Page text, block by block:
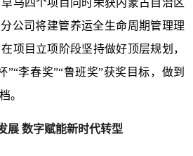
乌四个项目同时荣获内蒙古自治区
公司将建管养运全生命周期管理理
项目立项阶段坚持做好顶层规划，
”“李春奖”“鲁班奖”获奖目标，做到
。
展 数字赋能新时代转型